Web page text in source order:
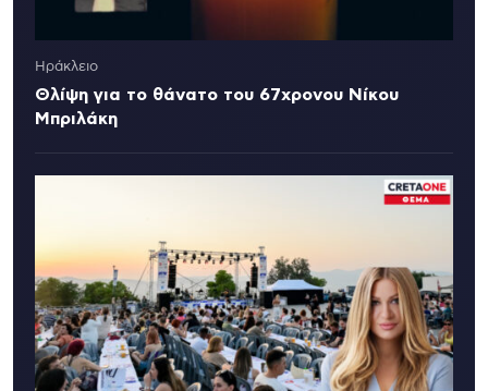
Ηράκλειο
Θλίψη για το θάνατο του 67χρονου Νίκου
Μπριλάκη